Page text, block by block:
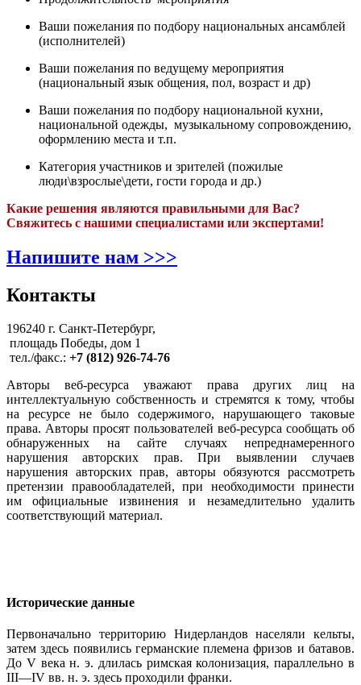
Ваши пожелания по подбору национальных ансамблей
(исполнителей)
Ваши пожелания по ведущему мероприятия
(национальный язык общения, пол, возраст и др)
Ваши пожелания по подбору национальной кухни,
национальной одежды, музыкальному сопровождению,
оформлению места и т.п.
Категория участников и зрителей (пожилые
люди\взрослые\дети, гости города и др.)
Какие решения являются правильными для Вас?
Свяжитесь с нашими специалистами или экспертами!
Напишите нам >>>
Контакты
196240 г. Санкт-Петербург,
площадь Победы, дом 1
тел./факс.: +7 (812) 926-74-76
Авторы веб-ресурса уважают права других лиц на
интеллектуальную собственность и стремятся к тому, чтобы
на ресурсе не было содержимого, нарушающего таковые
права. Авторы просят пользователей веб-ресурса сообщать об
обнаруженных на сайте случаях непреднамеренного
нарушения авторских прав. При выявлении случаев
нарушения авторских прав, авторы обязуются рассмотреть
претензии правообладателей, при необходимости принести
им официальные извинения и незамедлительно удалить
соответствующий материал.
Исторические данные
Первоначально территорию Нидерландов населяли кельты,
затем здесь появились германские племена фризов и батавов.
До V века н. э. длилась римская колонизация, параллельно в
III—IV вв. н. э. здесь проходили франки.